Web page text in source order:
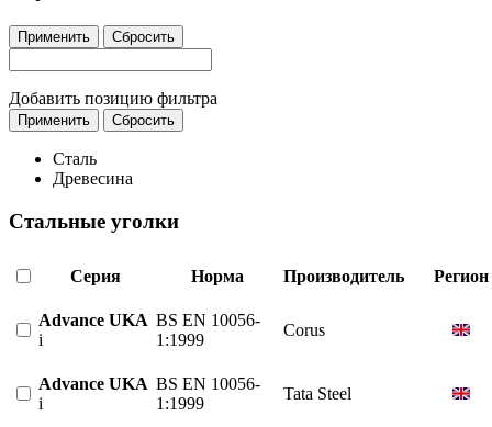
Применить Сбросить
Добавить позицию фильтра
Применить Сбросить
Сталь
Древесина
Стальные уголки
Серия Норма Производитель Регион
Advance UKA
i
BS EN 10056-
1:1999
Corus
Advance UKA
i
BS EN 10056-
1:1999
Tata Steel